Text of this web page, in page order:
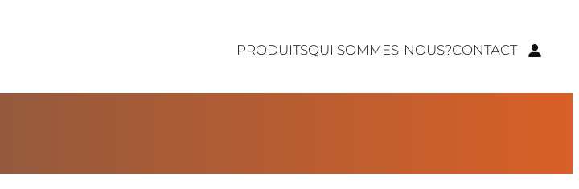
PRODUITSQUI SOMMES-NOUS?CONTACT